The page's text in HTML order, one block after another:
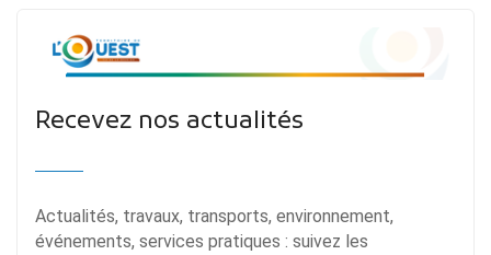
Recevez nos actualités
Actualités, travaux, transports, environnement,
événements, services pratiques : suivez les